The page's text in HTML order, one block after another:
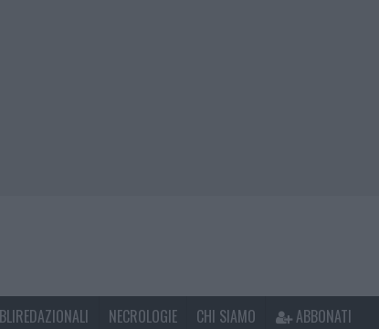
NECROLOGIE CHI SIAMO ABBONATI